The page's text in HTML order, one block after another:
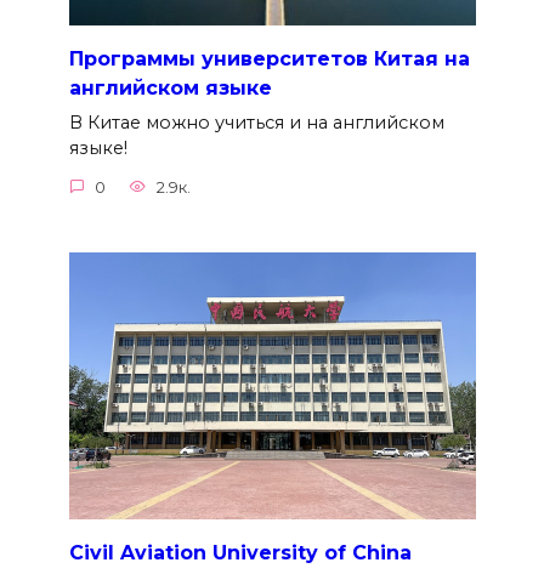
Программы университетов Китая на
английском языке
В Китае можно учиться и на английском
языке!
0 2.9к.
Civil Aviation University of China